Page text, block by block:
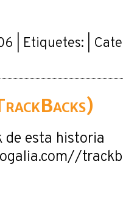
| Etiquetes: |
de esta historia